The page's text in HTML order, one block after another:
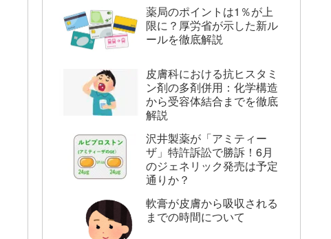
薬局のポイントは1％が上
限に？厚労省が示した新ル
ールを徹底解説
皮膚科における抗ヒスタミ
ン剤の多剤併用：化学構造
から受容体結合までを徹底
解説
沢井製薬が「アミティー
ザ」特許訴訟で勝訴！6月
のジェネリック発売は予定
通りか？
軟膏が皮膚から吸収される
までの時間について